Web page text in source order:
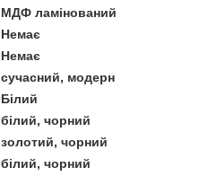
МДФ ламінований
Немає
Немає
сучасний, модерн
Білий
білий, чорний
золотий, чорний
білий, чорний